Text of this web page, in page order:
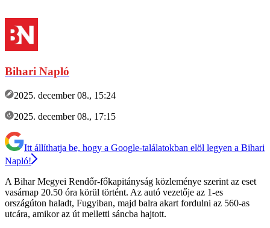
Bihari Napló
2025. december 08., 15:24
2025. december 08., 17:15
Itt állíthatja be, hogy a Google-találatokban elöl legyen a Bihari
Napló!
A Bihar Megyei Rendőr-főkapitányság közleménye szerint az eset
vasárnap 20.50 óra körül történt. Az autó vezetője az 1-es
országúton haladt, Fugyiban, majd balra akart fordulni az 560-as
utcára, amikor az út melletti sáncba hajtott.